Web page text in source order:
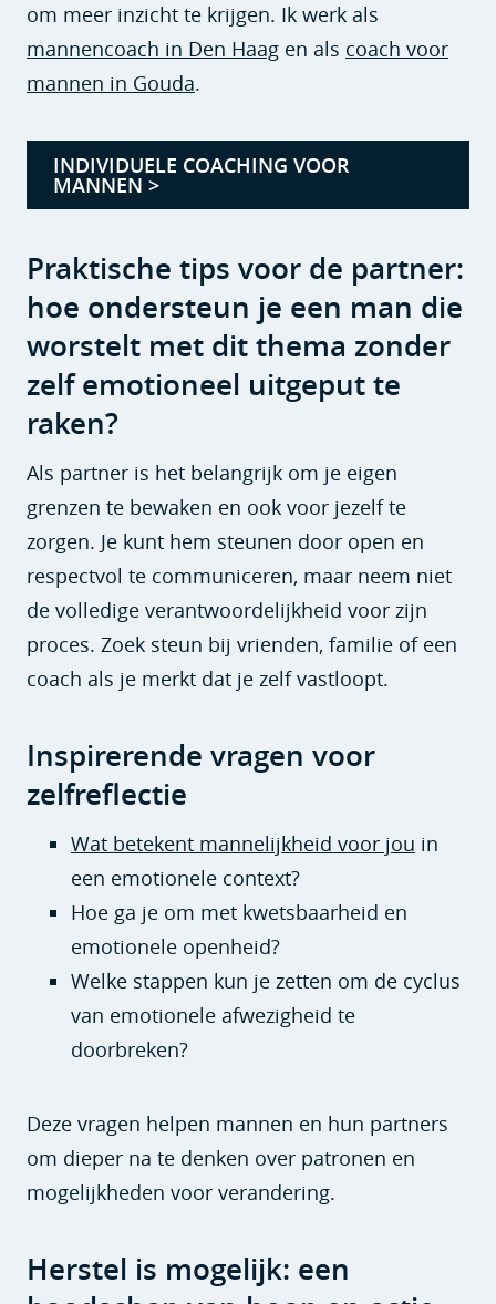
om meer inzicht te krijgen. Ik werk als
mannencoach in Den Haag en als coach voor
mannen in Gouda.
INDIVIDUELE COACHING VOOR
MANNEN >
Praktische tips voor de partner:
hoe ondersteun je een man die
worstelt met dit thema zonder
zelf emotioneel uitgeput te
raken?
Als partner is het belangrijk om je eigen
grenzen te bewaken en ook voor jezelf te
zorgen. Je kunt hem steunen door open en
respectvol te communiceren, maar neem niet
de volledige verantwoordelijkheid voor zijn
proces. Zoek steun bij vrienden, familie of een
coach als je merkt dat je zelf vastloopt.
Inspirerende vragen voor
zelfreflectie
Wat betekent mannelijkheid voor jou in
een emotionele context?
Hoe ga je om met kwetsbaarheid en
emotionele openheid?
Welke stappen kun je zetten om de cyclus
van emotionele afwezigheid te
doorbreken?
Deze vragen helpen mannen en hun partners
om dieper na te denken over patronen en
mogelijkheden voor verandering.
Herstel is mogelijk: een